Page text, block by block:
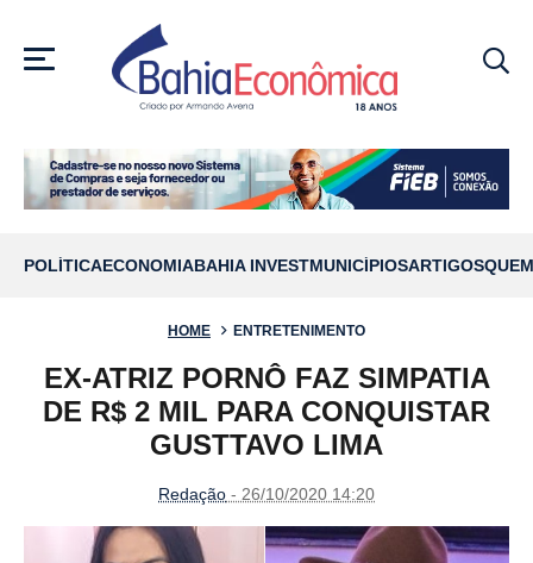
MENU
POLÍTICAECONOMIABAHIA INVESTMUNICÍPIOSARTIGOS
HOME ENTRETENIMENTO
EX-ATRIZ PORNÔ FAZ SIMPATIA
DE R$ 2 MIL PARA CONQUISTAR
GUSTTAVO LIMA
Redação - 26/10/2020 14:20